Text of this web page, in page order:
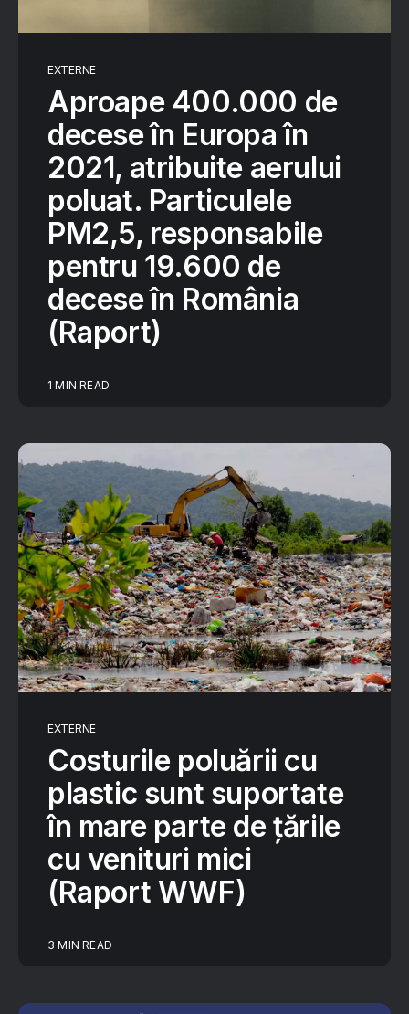
EXTERNE
Aproape 400.000 de
decese în Europa în
2021, atribuite aerului
poluat. Particulele
PM2,5, responsabile
pentru 19.600 de
decese în România
(Raport)
1 MIN READ
EXTERNE
Costurile poluării cu
plastic sunt suportate
în mare parte de țările
cu venituri mici
(Raport WWF)
3 MIN READ